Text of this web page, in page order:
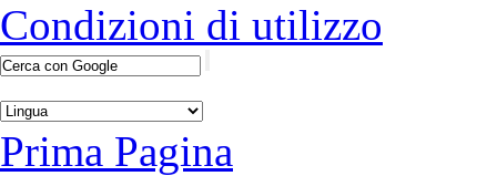
Condizioni di utilizzo
Prima Pagina